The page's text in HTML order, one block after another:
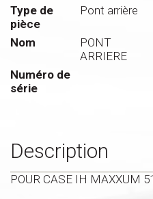
Type de
pièce
Pont arrière
Nom
PONT
ARRIERE
Numéro de
série
Description
POUR CASE IH MAXXUM